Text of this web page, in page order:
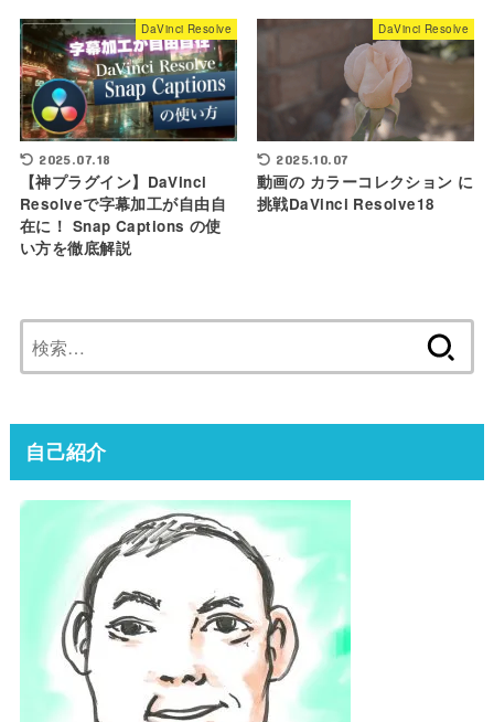
DaVinci Resolve
2025.07.18
【神プラグイン】DaVinci
Resolveで字幕加工が自由自
在に！ Snap Captions の使
い方を徹底解説
DaVinci Resolve
2025.10.07
動画の カラーコレクション に
挑戦DaVinci Resolve18
索:
自己紹介